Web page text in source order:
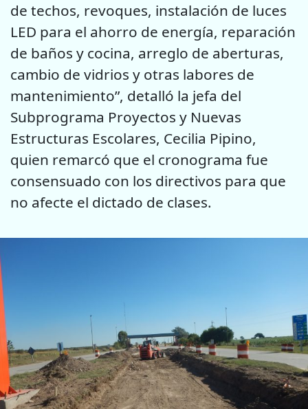
de techos, revoques, instalación de luces
LED para el ahorro de energía, reparación
de baños y cocina, arreglo de aberturas,
cambio de vidrios y otras labores de
mantenimiento”, detalló la jefa del
Subprograma Proyectos y Nuevas
Estructuras Escolares, Cecilia Pipino,
quien remarcó que el cronograma fue
consensuado con los directivos para que
no afecte el dictado de clases.